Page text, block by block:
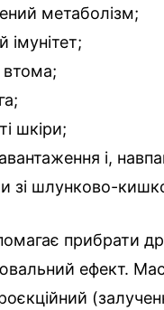
метаболізм;
імунітет;
втома;
шкіри;
і,
зі шлунково-
прибрати
ефект.